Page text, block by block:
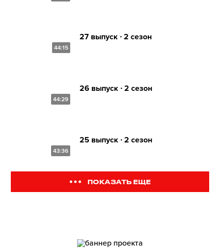
44:15
27 выпуск ∙ 2 сезон
44:29
26 выпуск ∙ 2 сезон
43:36
25 выпуск ∙ 2 сезон
ПОКАЗАТЬ ЕЩЕ